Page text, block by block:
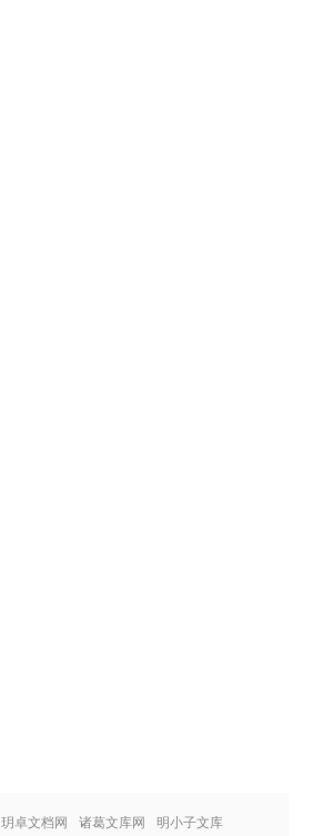
玥卓文档网 诸葛文库网 明小子文库